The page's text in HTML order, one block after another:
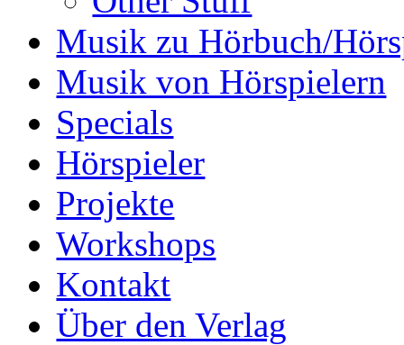
Musik zu Hörbuch/
Musik von Hörspielern
Specials
Hörspieler
Projekte
Workshops
Kontakt
Über den Verlag